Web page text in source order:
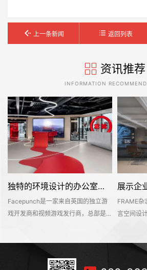
上一条新闻 返回列表
资讯推荐
INFORMATION
独特的环境设计的办公室装修空间是怎样打造的——Facepunch
Facepunch是一家来自英国的独立游
戏开发商和视频游戏发行商，总部是位
所有员工的社交活动中心，同时也能够
对外接待公众，让明天呢参观和探索纪
FRAME杂
言空间设
是一个工
平台。该